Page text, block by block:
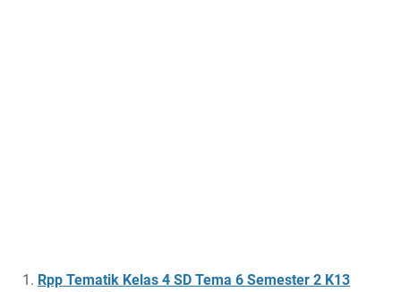
Rpp Tematik Kelas 4 SD Tema 6 Semester 2 K13